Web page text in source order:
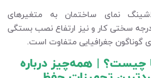
نمای ساختمان به متغیرهای
درجه سختی کار و نیز ارتفاع نصب بستگی
گوناگون جغرافیایی متفاوت است.
چیست؟ | همه‌چیز درباره